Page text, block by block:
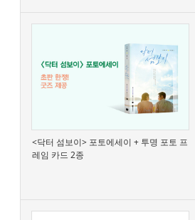
<닥터 섬보이> 포토에세이 + 투명 포토 프
레임 카드 2종